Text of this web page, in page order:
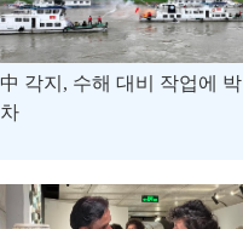
中 각지, 수해 대비 작업에 박
차